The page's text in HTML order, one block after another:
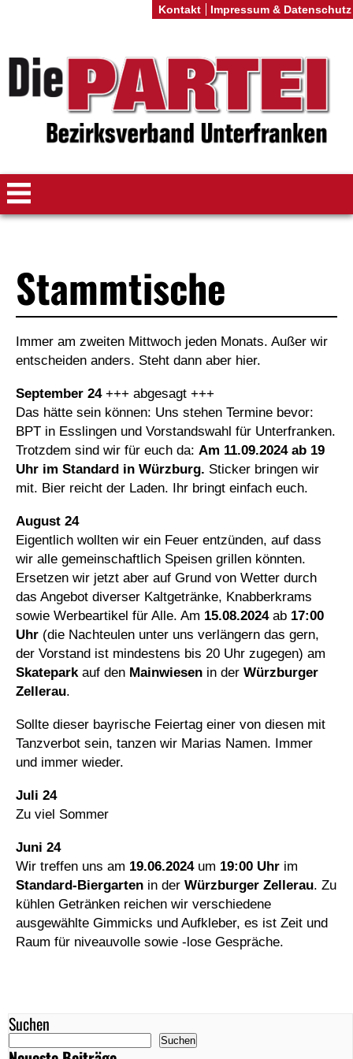
Suchen
Suchen
Stammtische
Immer am zweiten Mittwoch jeden Monats. Außer wir
entscheiden anders. Steht dann aber hier.
September 24+++ abgesagt +++
Das hätte sein können: Uns stehen Termine bevor:
BPT in Esslingen und Vorstandswahl für Unterfranken.
Trotzdem sind wir für euch da: Am 11.09.2024 ab 19
Uhr im Standard in Würzburg. Sticker bringen wir
mit. Bier reicht der Laden. Ihr bringt einfach euch.
August 24
Eigentlich wollten wir ein Feuer entzünden, auf dass
wir alle gemeinschaftlich Speisen grillen könnten.
Ersetzen wir jetzt aber auf Grund von Wetter durch
das Angebot diverser Kaltgetränke, Knabberkrams
sowie Werbeartikel für Alle. Am 15.08.2024 ab 17:00
Uhr (die Nachteulen unter uns verlängern das gern,
der Vorstand ist mindestens bis 20 Uhr zugegen) am
Skatepark auf den Mainwiesen in der Würzburger
Zellerau.
Sollte dieser bayrische Feiertag einer von diesen mit
Tanzverbot sein, tanzen wir Marias Namen. Immer
und immer wieder.
Juli 24
Zu viel Sommer
Juni 24
Wir treffen uns am 19.06.2024um 19:00 Uhr im
Standard-Biergarten in der Würzburger Zellerau. Zu
kühlen Getränken reichen wir verschiedene
ausgewählte Gimmicks und Aufkleber, es ist Zeit und
Raum für niveauvolle sowie -lose Gespräche.
Kontakt Impressum & Datenschutz